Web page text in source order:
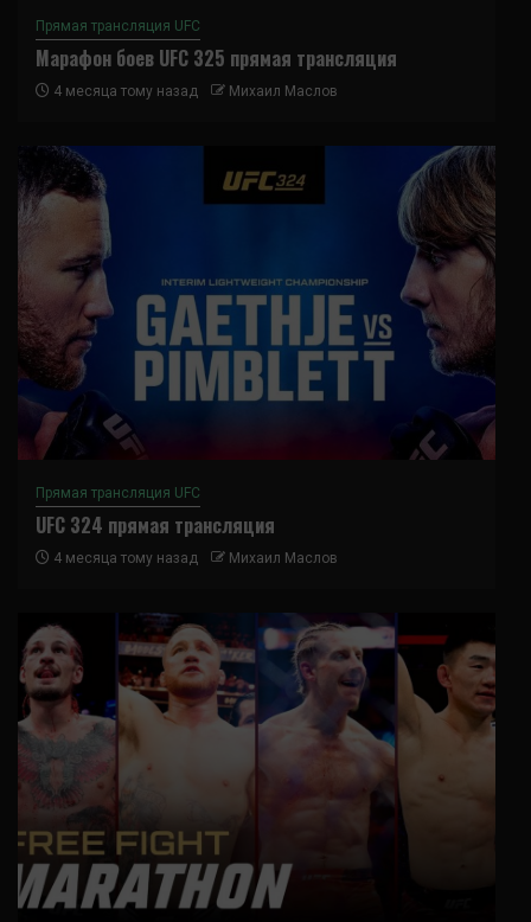
Прямая трансляция UFC
Марафон боев UFC 325 прямая трансляция
4 месяца тому назад Михаил Маслов
Прямая трансляция UFC
UFC 324 прямая трансляция
4 месяца тому назад Михаил Маслов